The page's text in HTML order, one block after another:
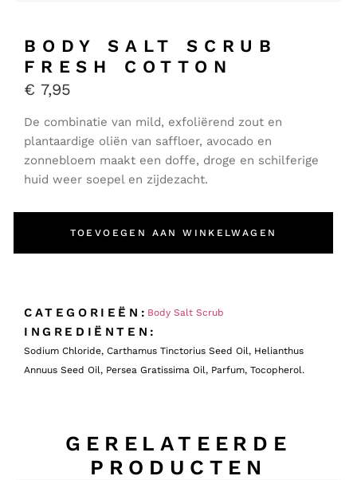
BODY SALT SCRUB
FRESH COTTON
€ 7,95
De combinatie van mild, exfoliërend zout en
plantaardige oliën van saffloer, avocado en
zonnebloem maakt een doffe, droge en schilferige
huid weer soepel en zijdezacht.
TOEVOEGEN AAN WINKELWAGEN
CATEGORIEËN: Body Salt Scrub
INGREDIËNTEN:
Sodium Chloride, Carthamus Tinctorius Seed Oil, Helianthus
Annuus Seed Oil, Persea Gratissima Oil, Parfum, Tocopherol.
GERELATEERDE
PRODUCTEN